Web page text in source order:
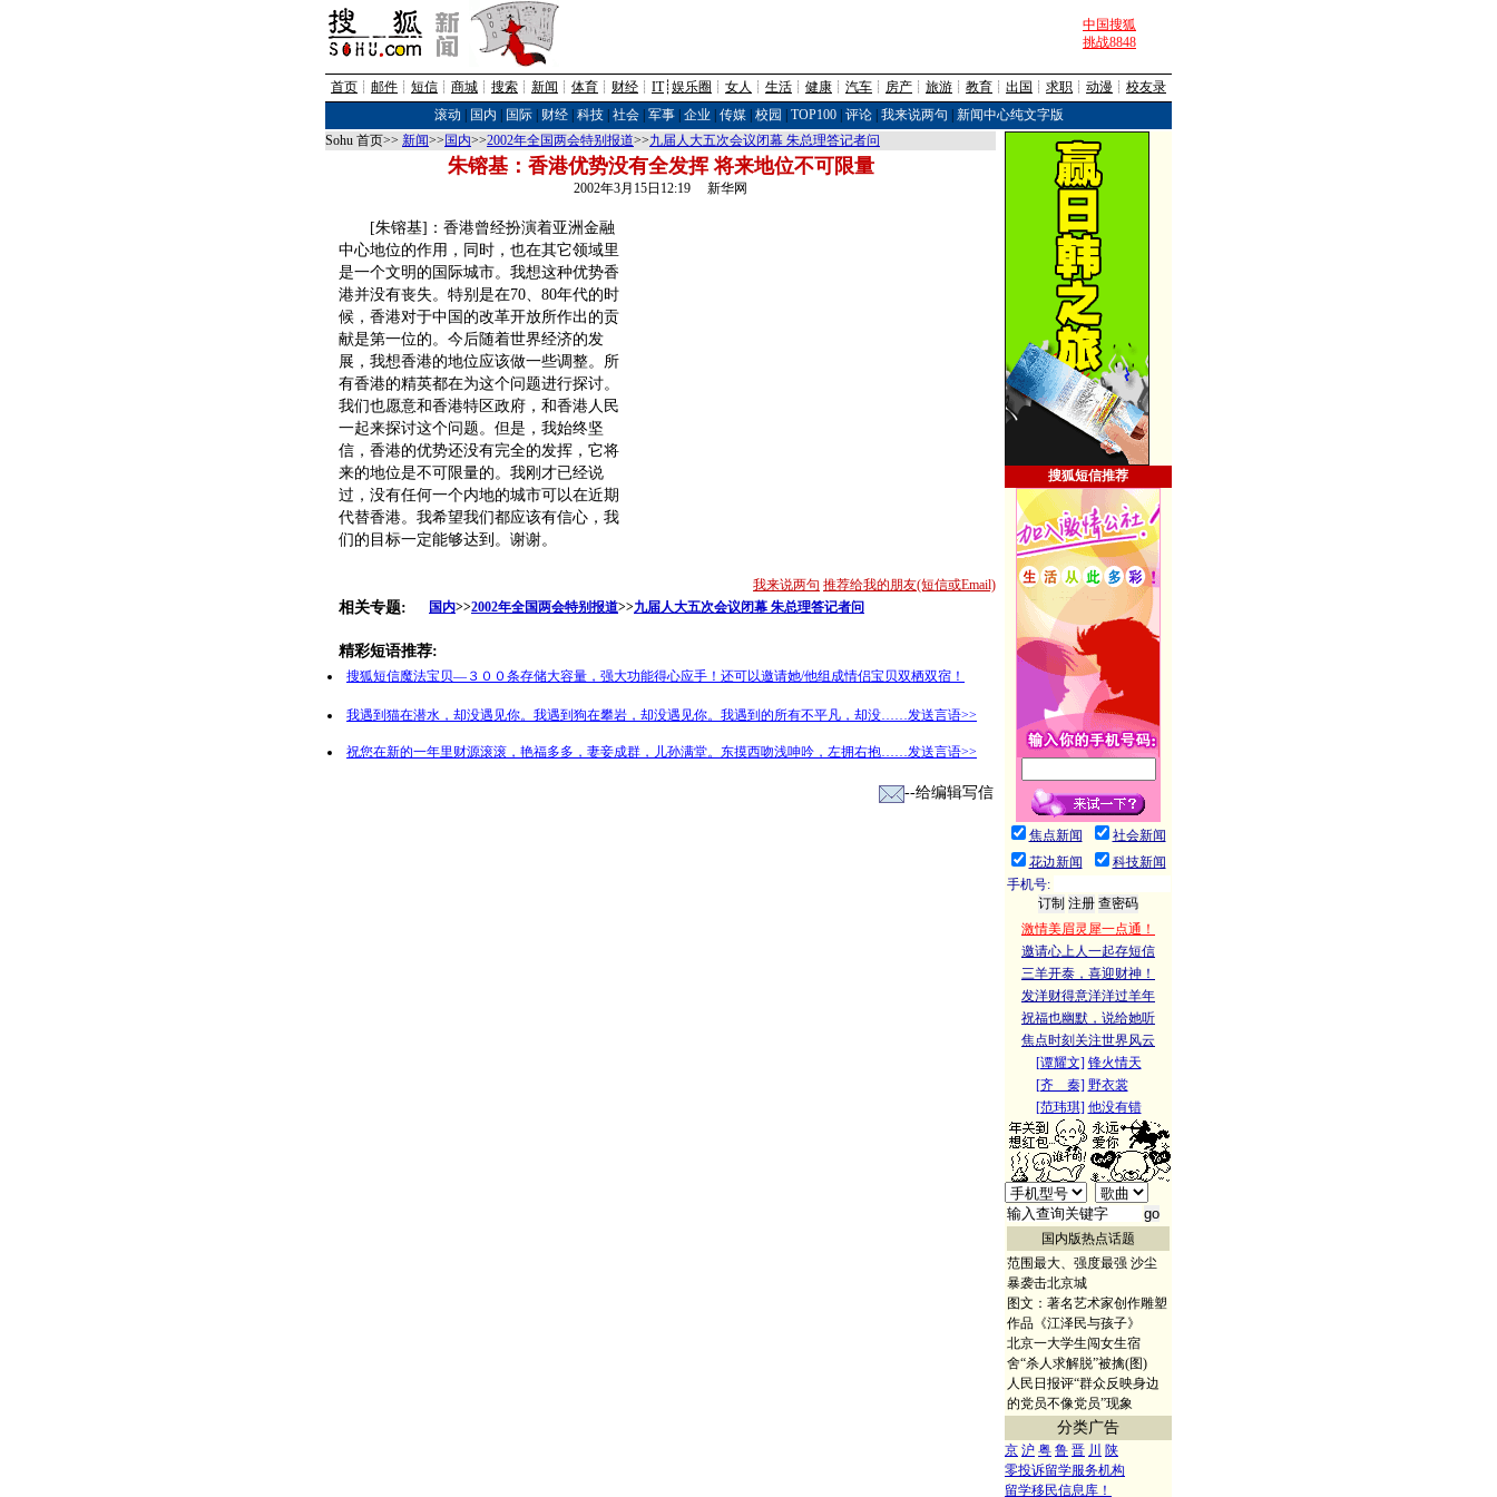
中国搜狐
挑战8848
首页 ┊ 邮件 ┊ 短信 ┊ 商城 ┊ 搜索 ┊ 新闻 ┊ 体育 ┊ 财经 ┊ IT┊ 娱乐圈 ┊ 女人 ┊ 生活 ┊ 健康 ┊ 汽车 ┊ 房产 ┊ 旅游 ┊ 教育 ┊ 出国 ┊ 求职 ┊ 动漫 ┊ 校友录
滚动
国内 国际| 财经| 科技| 社会| 军事| 企业 传媒| 校园 TOP100| 评论| 我来说两句
新闻中心纯文字版
Sohu 首页>> 新闻>> 国内>>2002年全国两会特别报道>>九届人大五次会议闭幕 朱总理答记者问
朱镕基：香港优势没有全发挥 将来地位不可限量
2002年3月15日12:19 新华网
[朱镕基]：香港曾经扮演着亚洲金融
中心地位的作用，同时，也在其它领域里
是一个文明的国际城市。我想这种优势香
港并没有丧失。特别是在70、80年代的时
候，香港对于中国的改革开放所作出的贡
献是第一位的。今后随着世界经济的发
展，我想香港的地位应该做一些调整。所
有香港的精英都在为这个问题进行探讨。
我们也愿意和香港特区政府，和香港人民
一起来探讨这个问题。但是，我始终坚
信，香港的优势还没有完全的发挥，它将
来的地位是不可限量的。我刚才已经说
过，没有任何一个内地的城市可以在近期
代替香港。我希望我们都应该有信心，我
们的目标一定能够达到。谢谢。
我来说两句 推荐给我的朋友(短信或Email)
相关专题: 国内>>2002年全国两会特别报道>>九届人大五次会议闭幕 朱总理答记者问
精彩短语推荐:
搜狐短信魔法宝贝—３００条存储大容量，强大功能得心应手！还可以邀请她/他组成情侣宝贝双栖双宿！
我遇到猫在潜水，却没遇见你。我遇到狗在攀岩，却没遇见你。我遇到的所有不平凡，却没……发送言语>>
祝您在新的一年里财源滚滚，艳福多多，妻妾成群，儿孙满堂。东摸西吻浅呻吟，左拥右抱……发送言语>>
--给编辑写信
搜狐短信推荐
焦点新闻
社会新闻
花边新闻
科技新闻
手机号:
激情美眉灵犀一点通！
邀请心上人一起存短信
三羊开泰，喜迎财神！
发洋财得意洋洋过羊年
祝福也幽默，说给她听
焦点时刻关注世界风云
[谭耀文] 锋火情天
[齐 秦] 野衣裳
[范玮琪] 他没有错
国内版热点话题
范围最大、强度最强 沙尘
暴袭击北京城
图文：著名艺术家创作雕塑
作品《江泽民与孩子》
北京一大学生闯女生宿
舍“杀人求解脱”被擒(图)
人民日报评“群众反映身边
的党员不像党员”现象
分类广告
京 沪 粤 鲁 晋 川
陕
零投诉留学服务机构
留学移民信息库！